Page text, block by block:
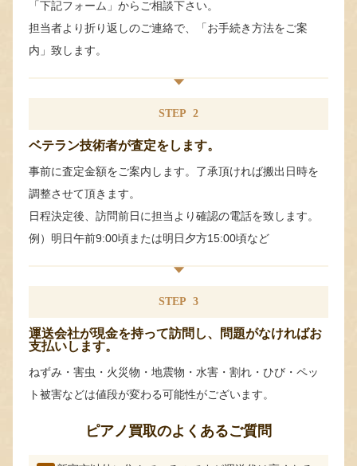
「下記フォーム」からご相談下さい。
担当者より折り返しのご連絡で、「お手続き方法をご案
内」致します。
STEP 2
ベテラン技術者が査定をします。
事前に査定金額をご案内します。了承頂ければ搬出日時を
調整させて頂きます。
日程決定後、訪問前日に担当より確認の電話を致します。
例）明日午前9:00頃または明日夕方15:00頃など
STEP 3
運送会社が現金を持って訪問し、問題がなければお
支払いします。
ねずみ・害虫・火災物・地震物・水害・割れ・ひび・ペッ
ト被害などは値段が変わる可能性がございます。
ピアノ買取のよくあるご質問